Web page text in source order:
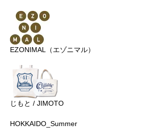
EZONIMAL（エゾニマル）
じもと / JIMOTO
HOKKAIDO_Summer